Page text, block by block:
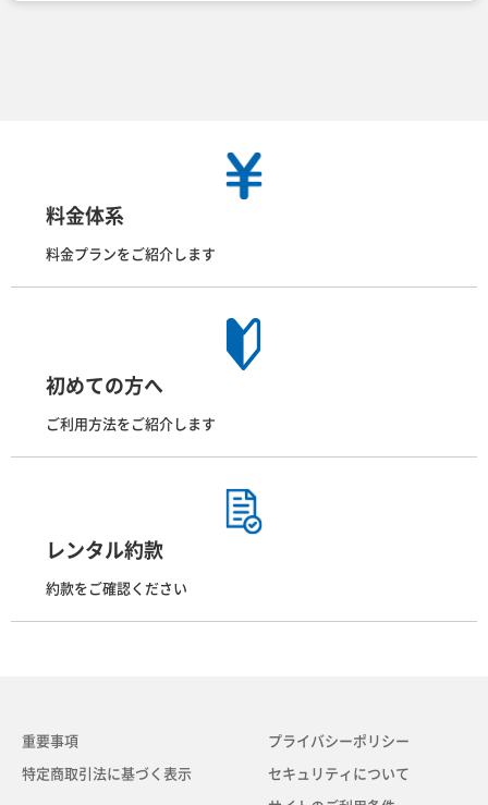
料金体系
料金プランをご紹介します
初めての方へ
ご利用方法をご紹介します
レンタル約款
約款をご確認ください
重要事項
特定商取引法に基づく表示
プライバシーポリシー
セキュリティについて